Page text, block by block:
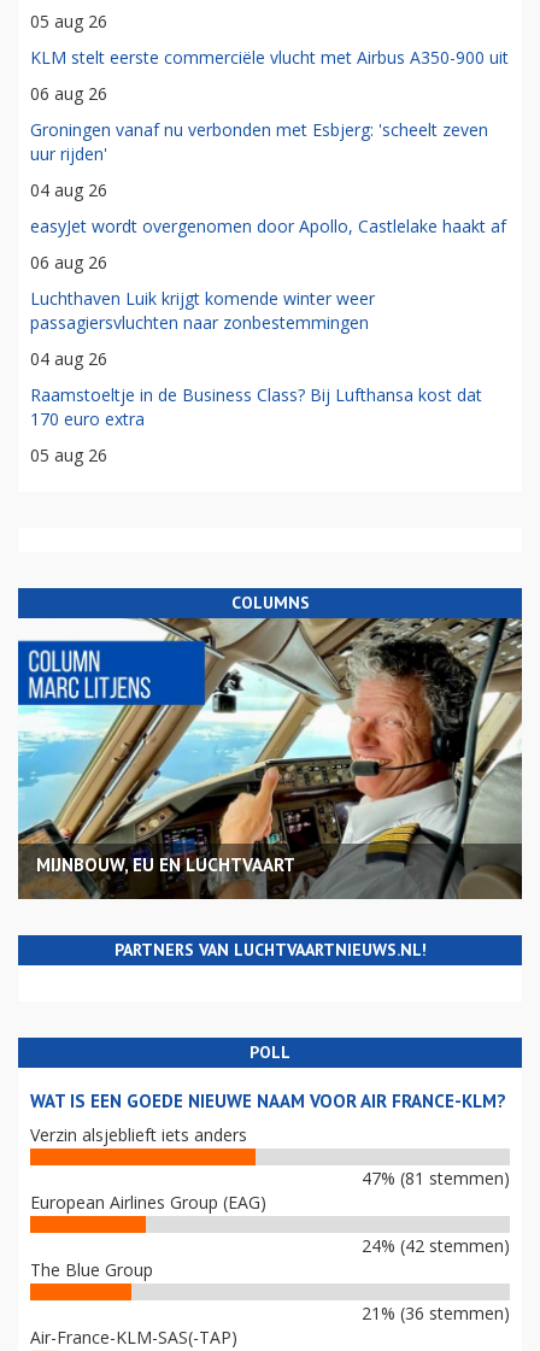
05 aug 26
KLM stelt eerste commerciële vlucht met Airbus A350-900 uit
06 aug 26
Groningen vanaf nu verbonden met Esbjerg: 'scheelt zeven
uur rijden'
04 aug 26
easyJet wordt overgenomen door Apollo, Castlelake haakt af
06 aug 26
Luchthaven Luik krijgt komende winter weer
passagiersvluchten naar zonbestemmingen
04 aug 26
Raamstoeltje in de Business Class? Bij Lufthansa kost dat
170 euro extra
05 aug 26
COLUMNS
MIJNBOUW, EU EN LUCHTVAART
PARTNERS VAN LUCHTVAARTNIEUWS.NL!
POLL
WAT IS EEN GOEDE NIEUWE NAAM VOOR AIR FRANCE-KLM?
Verzin alsjeblieft iets anders
47% (81 stemmen)
European Airlines Group (EAG)
24% (42 stemmen)
The Blue Group
21% (36 stemmen)
Air-France-KLM-SAS(-TAP)